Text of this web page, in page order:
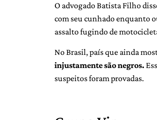
O advogado Batista Filho
com seu cunhado enquanto
assalto fugindo de
No Brasil, país que ainda
injustamente são negros.
suspeitos foram provadas.